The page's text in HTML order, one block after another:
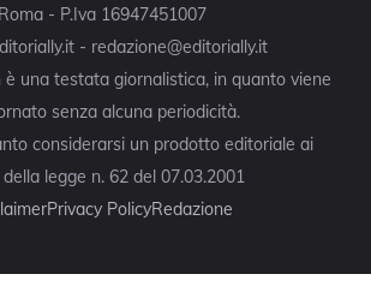
Roma - P.Iva 16947451007
- redazione@editorially.it
è una testata giornalistica, in quanto viene
senza alcuna periodicità.
considerarsi un prodotto editoriale ai
della legge n. 62 del 07.03.2001
Privacy PolicyRedazione